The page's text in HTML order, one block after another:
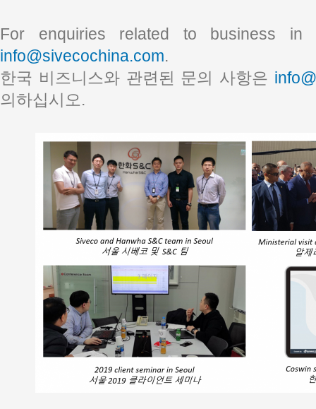
For enquiries related to business in
info@sivecochina.com.
한국 비즈니스와 관련된 문의 사항은
의하십시오.